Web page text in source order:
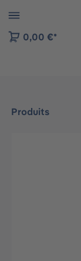
to B2B
0,00 €*
Produits
Ignorer la